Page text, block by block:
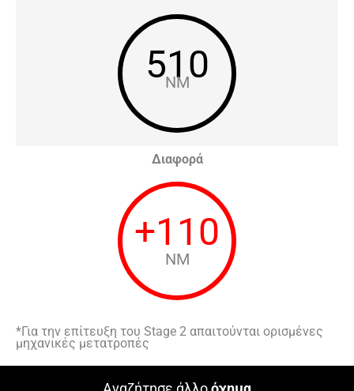
510
NM
Διαφορά
+110
NM
*Για την επίτευξη του Stage 2 απαιτούνται ορισμένες
μηχανικές μετατροπές